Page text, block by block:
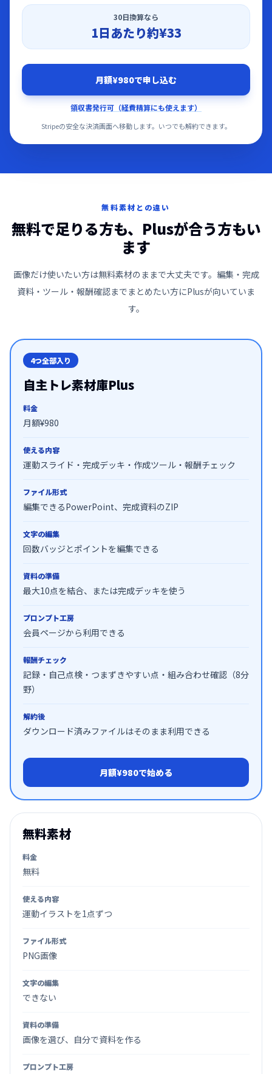
30日換算なら
1日あたり約¥33
月額¥980で申し込む
領収書発行可（経費精算にも使えます）
Stripeの安全な決済画面へ移動します。いつでも解約できます。
無料素材との違い
無料で足りる方も、Plusが合う方もい
ます
画像だけ使いたい方は無料素材のままで大丈夫です。編集・完成
資料・ツール・報酬確認までまとめたい方にPlusが向いていま
す。
4つ全部入り
自主トレ素材庫Plus
料金
月額¥980
使える内容
運動スライド・完成デッキ・作成ツール・報酬チェック
ファイル形式
編集できるPowerPoint、完成資料のZIP
文字の編集
回数バッジとポイントを編集できる
資料の準備
最大10点を結合、または完成デッキを使う
プロンプト工房
会員ページから利用できる
報酬チェック
記録・自己点検・つまずきやすい点・組み合わせ確認（8分
野）
解約後
ダウンロード済みファイルはそのまま利用できる
月額¥980で始める
無料素材
料金
無料
使える内容
運動イラストを1点ずつ
ファイル形式
PNG画像
文字の編集
できない
資料の準備
画像を選び、自分で資料を作る
プロンプト工房